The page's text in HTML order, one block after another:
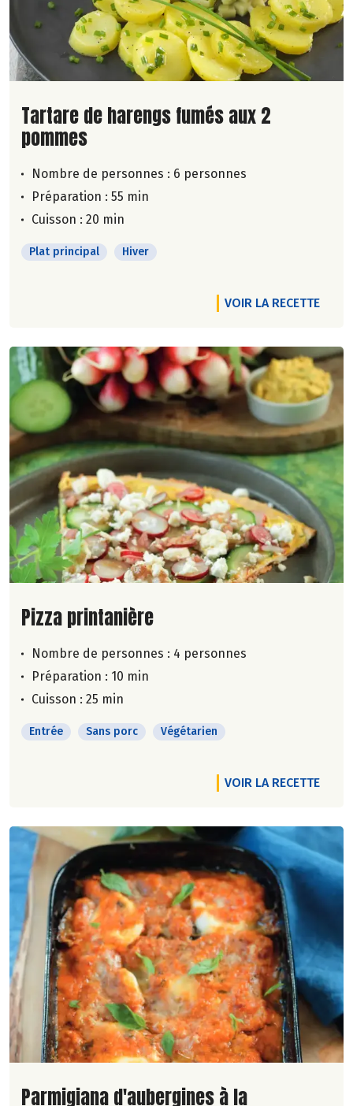
Lire la suite de la recette
Tartare de harengs fumés aux 2
pommes
Nombre de personnes : 6 personnes
Préparation : 55 min
Cuisson : 20 min
Plat principal Hiver
VOIR LA RECETTE
Lire la suite de la recette
Pizza printanière
Nombre de personnes : 4 personnes
Préparation : 10 min
Cuisson : 25 min
Entrée Sans porc Végétarien
VOIR LA RECETTE
Lire la suite de la recette
Parmigiana d'aubergines à la